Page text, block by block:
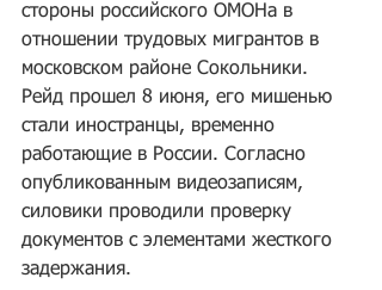
стороны российского ОМОНа в
отношении трудовых мигрантов в
московском районе Сокольники.
Рейд прошел 8 июня, его мишенью
стали иностранцы, временно
работающие в России. Согласно
опубликованным видеозаписям,
силовики проводили проверку
документов с элементами жесткого
задержания.